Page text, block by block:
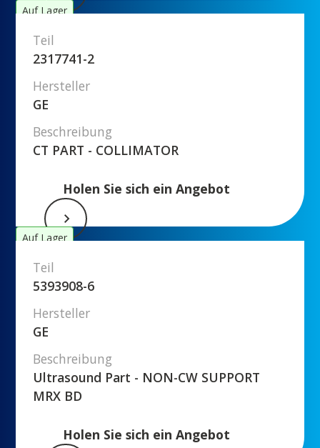
Auf Lager
Teil
2317741-2
Hersteller
GE
Beschreibung
CT PART - COLLIMATOR
Holen Sie sich ein Angebot
Auf Lager
Teil
5393908-6
Hersteller
GE
Beschreibung
Ultrasound Part - NON-CW SUPPORT
MRX BD
Holen Sie sich ein Angebot